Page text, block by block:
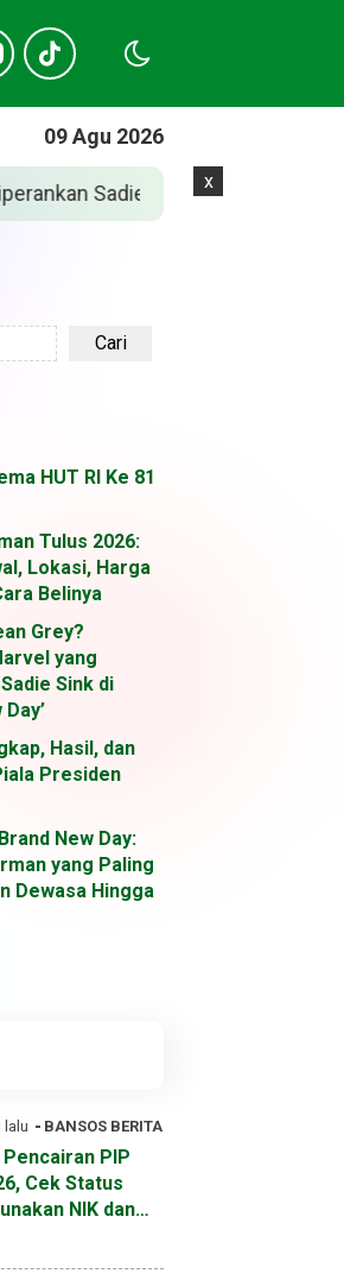
09 Agu 2026
New Day’
Cari
HUT RI Ke 81
Tulus 2026:
Lokasi, Harga
Belinya
Grey?
yang
Sink di
Hasil, dan
Presiden
New Day:
yang Paling
Dewasa Hingga
lalu BANSOS BERITA
PIP
Cek Status
NIK dan
x